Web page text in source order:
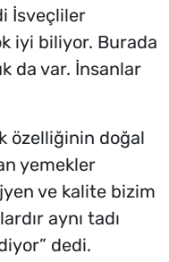
İsveçliler
iyi biliyor. Burada
da var. İnsanlar
özelliğinin doğal
yemekler
ve kalite bizim
aynı tadı
dedi.